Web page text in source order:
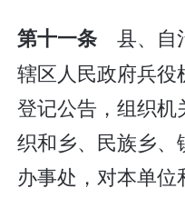
第十一条 县、自
辖区人民政府兵
登记公告，组织机
织和乡、民族乡、
办事处，对本单位